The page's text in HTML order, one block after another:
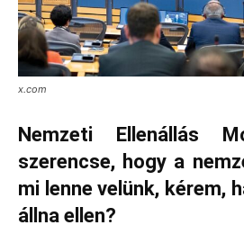
x.com
Nemzeti Ellenállás
szerencse, hogy a
mi lenne velünk, kérem,
állna ellen?